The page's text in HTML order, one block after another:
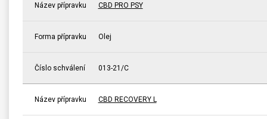
Název přípravku CBD PRO PSY
Forma přípravku Olej
Číslo schválení 013-21/C
Název přípravku CBD RECOVERY L